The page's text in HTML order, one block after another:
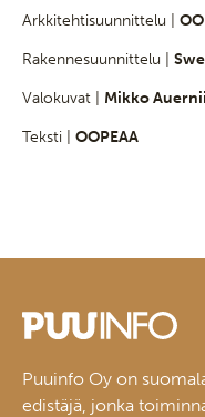
Arkkitehtisuunnittelu |
Rakennesuunnittelu |
Valokuvat | Mikko
Teksti | OOPEAA
Puuinfo Oy on
edistäjä, jonka